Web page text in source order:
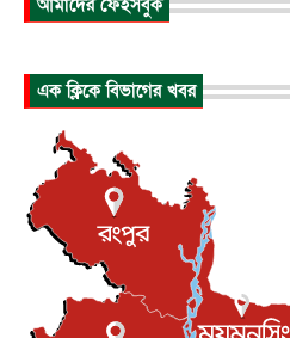
আন্তর্জাতিক
আন্তর্জাতিক
টি-টোয়েন্টি ইতিহাসের
বস্তিতে কেটেছে শৈশব,
বিনোদন
আমাদের ফেইসবুক
এক ক্লিকে বিভাগের খবর